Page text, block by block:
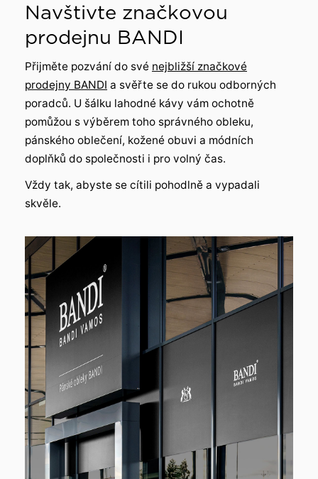
Navštivte značkovou
prodejnu BANDI
Přijměte pozvání do své nejbližší značkové
prodejny BANDI a svěřte se do rukou odborných
poradců. U šálku lahodné kávy vám ochotně
pomůžou s výběrem toho správného obleku,
pánského oblečení, kožené obuvi a módních
doplňků do společnosti i pro volný čas.
Vždy tak, abyste se cítili pohodlně a vypadali
skvěle.